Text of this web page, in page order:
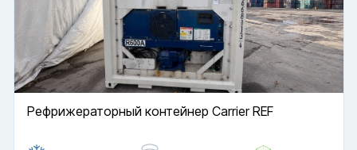
Рефрижераторный контейнер Carrier REF